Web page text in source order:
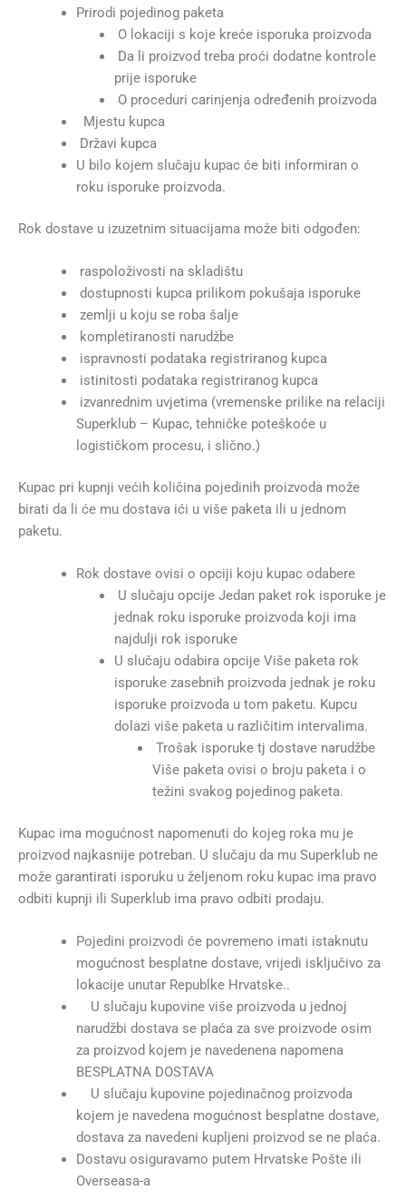
Prirodi pojedinog paketa
O lokaciji s koje kreće isporuka proizvoda
Da li proizvod treba proći dodatne kontrole
prije isporuke
O proceduri carinjenja određenih proizvoda
Mjestu kupca
Državi kupca
U bilo kojem slučaju kupac će biti informiran o
roku isporuke proizvoda.
Rok dostave u izuzetnim situacijama može biti odgođen:
raspoloživosti na skladištu
dostupnosti kupca prilikom pokušaja isporuke
zemlji u koju se roba šalje
kompletiranosti narudžbe
ispravnosti podataka registriranog kupca
istinitosti podataka registriranog kupca
izvanrednim uvjetima (vremenske prilike na relaciji
Superklub – Kupac, tehničke poteškoće u
logističkom procesu, i slično.)
Kupac pri kupnji većih količina pojedinih proizvoda može
birati da li će mu dostava ići u više paketa ili u jednom
paketu.
Rok dostave ovisi o opciji koju kupac odabere
U slučaju opcije Jedan paket rok isporuke je
jednak roku isporuke proizvoda koji ima
najdulji rok isporuke
U slučaju odabira opcije Više paketa rok
isporuke zasebnih proizvoda jednak je roku
isporuke proizvoda u tom paketu. Kupcu
dolazi više paketa u različitim intervalima.
Trošak isporuke tj dostave narudžbe
Više paketa ovisi o broju paketa i o
težini svakog pojedinog paketa.
Kupac ima mogućnost napomenuti do kojeg roka mu je
proizvod najkasnije potreban. U slučaju da mu Superklub ne
može garantirati isporuku u željenom roku kupac ima pravo
odbiti kupnji ili Superklub ima pravo odbiti prodaju.
Pojedini proizvodi će povremeno imati istaknutu
mogućnost besplatne dostave, vrijedi isključivo za
lokacije unutar Republke Hrvatske..
U slučaju kupovine više proizvoda u jednoj
narudžbi dostava se plaća za sve proizvode osim
za proizvod kojem je navedenena napomena
BESPLATNA DOSTAVA
U slučaju kupovine pojedinačnog proizvoda
kojem je navedena mogućnost besplatne dostave,
dostava za navedeni kupljeni proizvod se ne plaća.
Dostavu osiguravamo putem Hrvatske Pošte ili
Overseasa-a